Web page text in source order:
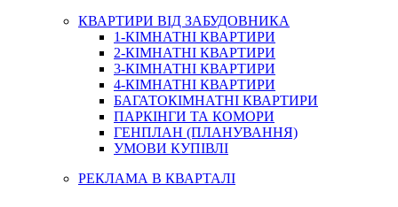
КВАРТИРИ ВІД ЗАБУДОВНИКА
1-КІМНАТНІ КВАРТИРИ
2-КІМНАТНІ КВАРТИРИ
3-КІМНАТНІ КВАРТИРИ
4-КІМНАТНІ КВАРТИРИ
БАГАТОКІМНАТНІ КВАРТИРИ
ПАРКІНГИ ТА КОМОРИ
ГЕНПЛАН (ПЛАНУВАННЯ)
УМОВИ КУПІВЛІ
РЕКЛАМА В КВАРТАЛІ